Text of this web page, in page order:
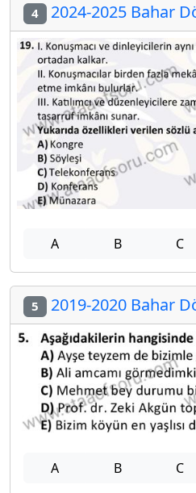
4 2024-2025 Bahar
A B C
5 2019-2020 Bahar
A B C